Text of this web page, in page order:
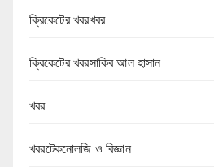
ক্রিকেটের খবরখবর
ক্রিকেটের খবরসাকিব আল হাসান
খবর
খবরটেকনোলজি ও বিজ্ঞান